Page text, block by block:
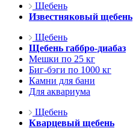
Щебень
Известняковый щебень
Щебень
Щебень габбро-диабаз
Мешки по 25 кг
Биг-бэги по 1000 кг
Камни для бани
Для аквариума
Щебень
Кварцевый щебень